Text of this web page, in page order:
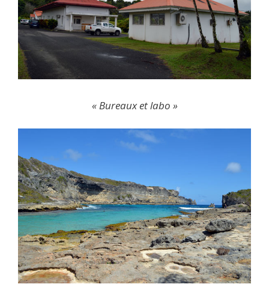
« Bureaux et labo »